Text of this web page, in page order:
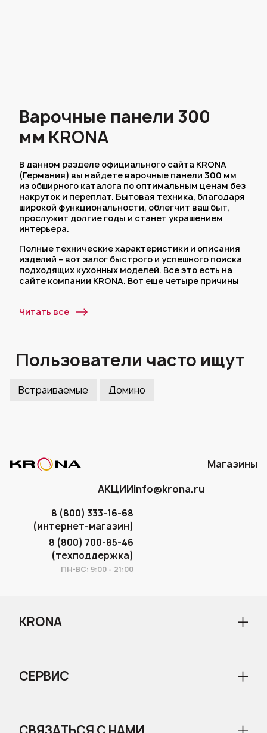
Варочные панели 300
мм KRONA
В данном разделе официального сайта KRONA
(Германия) вы найдете варочные панели 300 мм
из обширного каталога по оптимальным ценам без
накруток и переплат. Бытовая техника, благодаря
широкой функциональности, облегчит ваш быт,
прослужит долгие годы и станет украшением
интерьера.
Полные технические характеристики и описания
изделий – вот залог быстрого и успешного поиска
подходящих кухонных моделей. Все это есть на
сайте компании KRONA. Вот еще четыре причины
выбрать нас:
Мы даем 5 лет гарантии на немецкие варочные
История немецкого бренда началась в 1999
разработали десятки моделей бытовой
техники для кухни и по-прежнему расширяем
Читать все
Пользователи часто ищут
Встраиваемые Домино
Магазины
АКЦИИinfo@krona.ru
8 (800) 333-16-68
(интернет-магазин)
8 (800) 700-85-46
(техподдержка)
ПН-ВС: 9:00 - 21:00
KRONA
СЕРВИС